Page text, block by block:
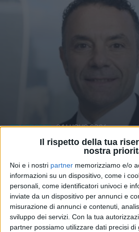
Il rispetto della tua
nostra
Noi e i nostri partner memorizziamo e/o
informazioni su un dispositivo, come i
personali, come identificatori univoci e
inviate da un dispositivo per annunci e
misurazione di annunci e contenuti,
sviluppo dei servizi. Con la tua
partner possiamo utilizzare dati precisi di
Giorgio Buffa
presidente
Logistica di
Ancona
TRASPORTI 24 LUGLIO 2026